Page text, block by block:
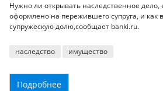
Нужно ли открывать наследственное
оформлено на пережившего супруга, и как
супружескую долю,сообщает banki.ru.
наследство имущество
Подробнее